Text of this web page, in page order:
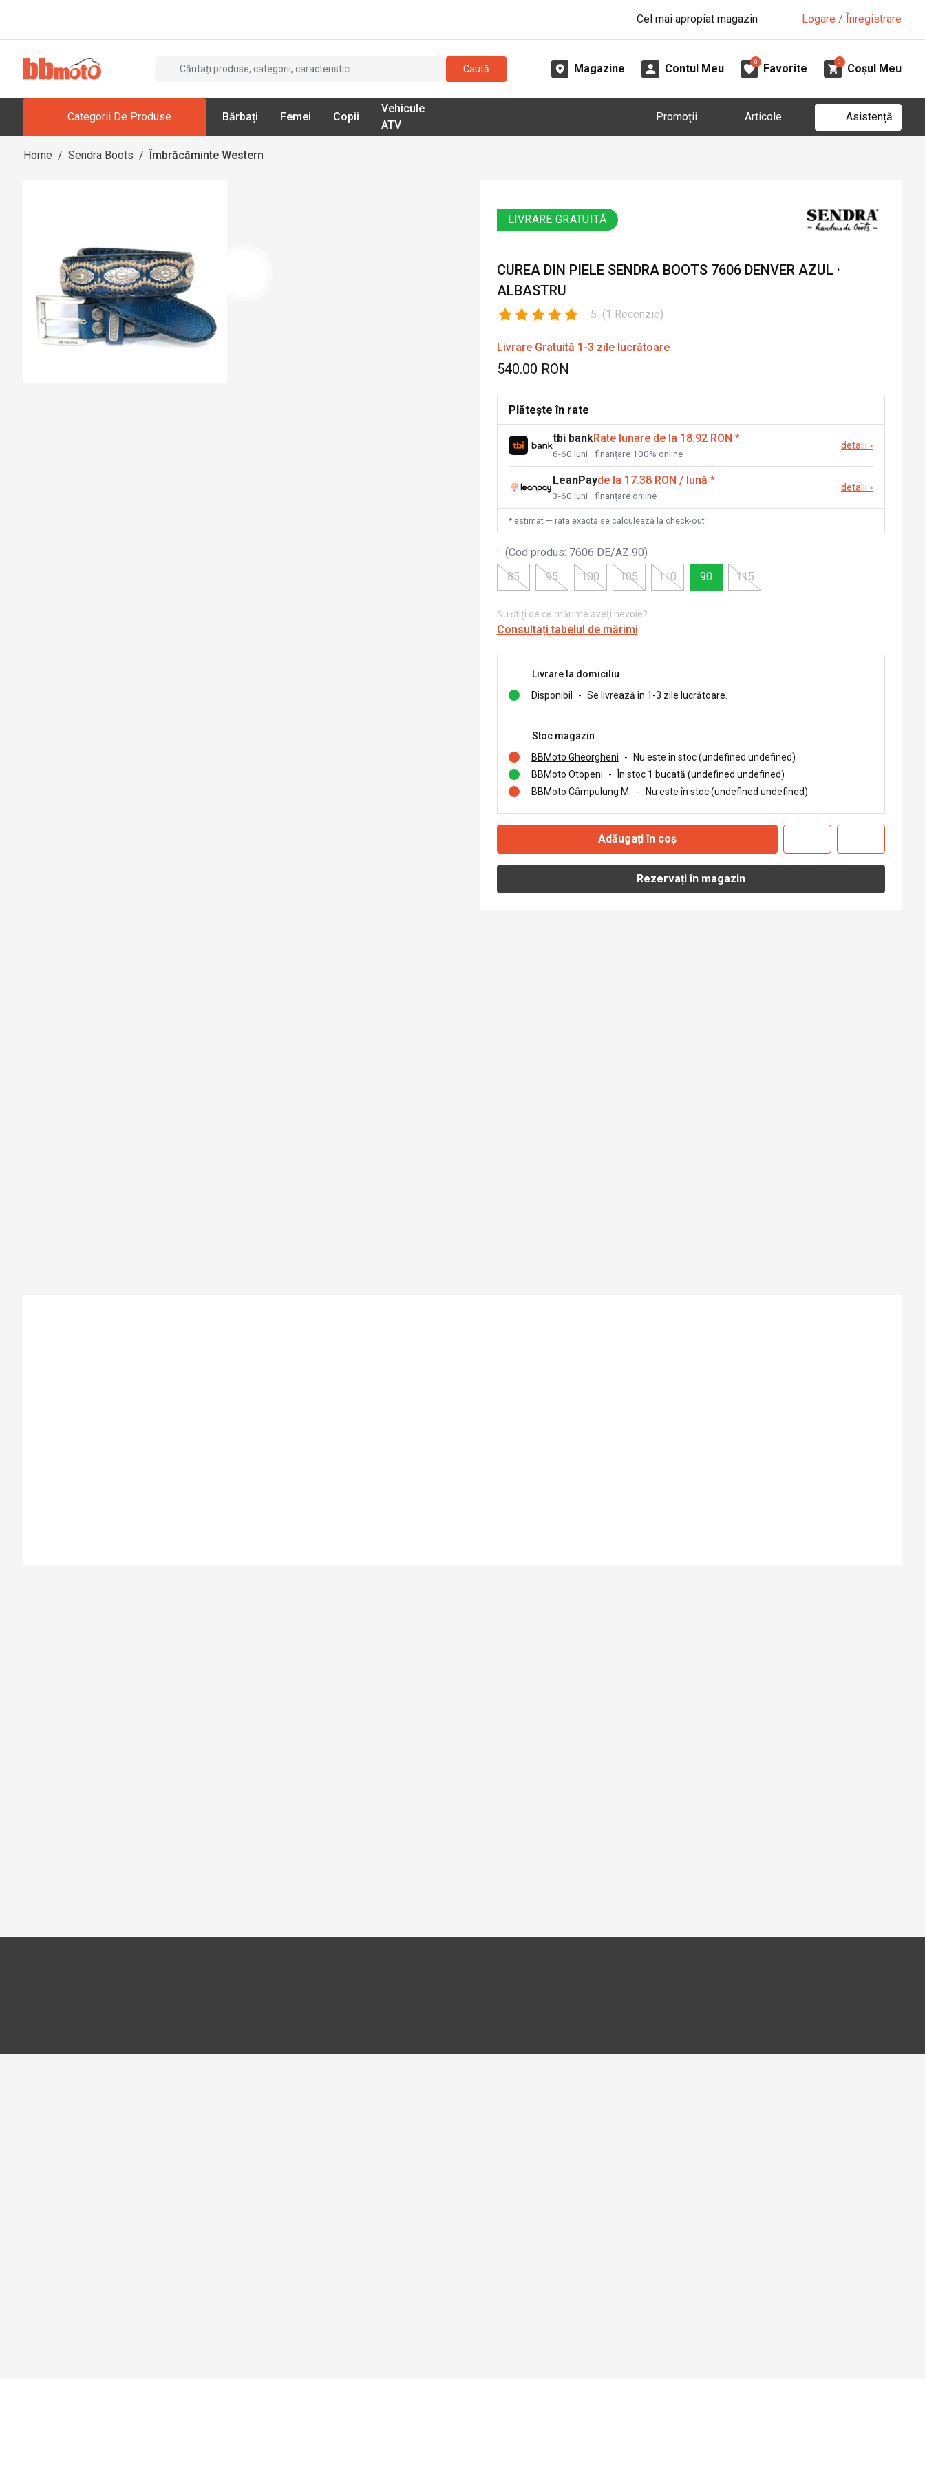
Cel mai apropiat magazin Logare / Înregistrare
Caută Magazine Contul Meu
0
Favorite
0
Coșul Meu
Categorii De Produse Bărbați Femei Copii
Vehicule
ATV
Promoții Articole Asistență
Home / Sendra Boots / Îmbrăcăminte Western
LIVRARE GRATUITĂ
CUREA DIN PIELE SENDRA BOOTS 7606 DENVER AZUL ·
ALBASTRU
5 (1 Recenzie)
Livrare Gratuită 1-3 zile lucrătoare
540.00 RON
Plătește în rate
tbi bankRate lunare de la 18.92 RON *
6-60 luni · finanțare 100% online
detalii ›
LeanPayde la 17.38 RON / lună *
3-60 luni · finanțare online
detalii ›
* estimat — rata exactă se calculează la check-out
: (Cod produs: 7606 DE/AZ 90)
85
95 100 105 110 90 115
Nu știți de ce mărime aveți nevoie?
Consultați tabelul de mărimi
Livrare la domiciliu
Disponibil
- Se livrează în 1-3 zile lucrătoare.
Stoc magazin
BBMoto Gheorgheni
- Nu este în stoc (undefined undefined)
BBMoto Otopeni
- În stoc 1 bucată (undefined undefined)
BBMoto Câmpulung M.
- Nu este în stoc (undefined undefined)
Adăugați în coș
Rezervați în magazin